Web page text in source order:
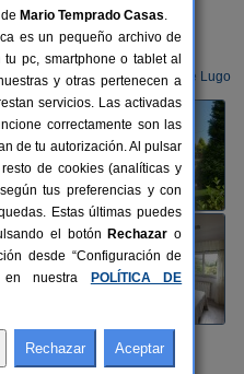
/ Barreiros (Lugo)
10+2 plazas 85 km de Lugo
Mario Temprado Casas.
es un pequeño archivo de
pc, smartphone o tablet al
y otras pertenecen a
servicios. Las activadas
correctamente son las
de tu autorización. Al pulsar
de cookies (analíticas y
tus preferencias y con
Estas últimas puedes
el botón Rechazar o
desde “Configuración de
en nuestra
POLÍTICA DE